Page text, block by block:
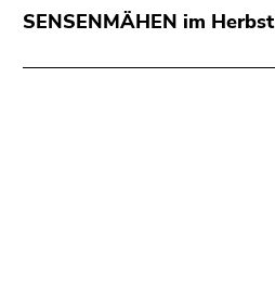
SENSENMÄHEN im Herbst